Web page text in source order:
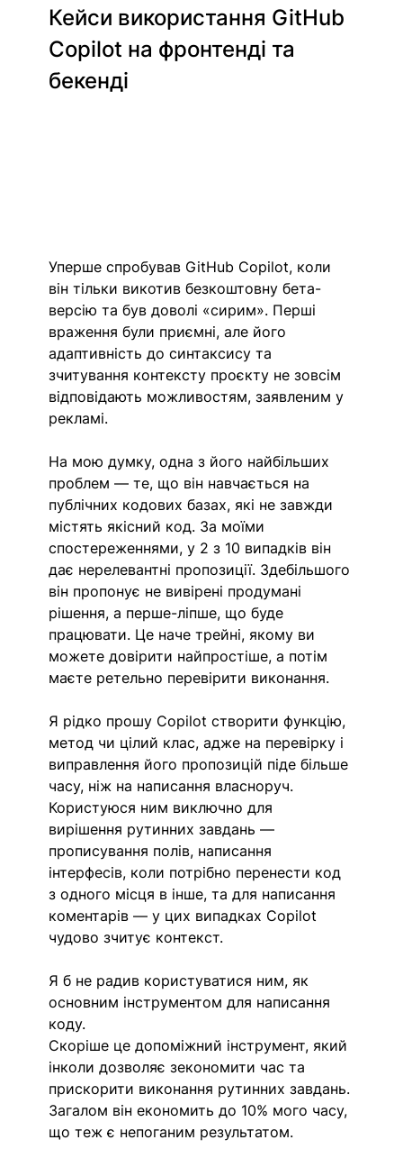
Кейси використання GitHub
Copilot на фронтенді та
бекенді
Уперше спробував GitHub Copilot, коли
він тільки викотив безкоштовну бета-
версію та був доволі «сирим». Перші
враження були приємні, але його
адаптивність до синтаксису та
зчитування контексту проєкту не зовсім
відповідають можливостям, заявленим у
рекламі.
На мою думку, одна з його найбільших
проблем — те, що він навчається на
публічних кодових базах, які не завжди
містять якісний код. За моїми
спостереженнями, у 2 з 10 випадків він
дає нерелевантні пропозиції. Здебільшого
він пропонує не вивірені продумані
рішення, а перше-ліпше, що буде
працювати. Це наче трейні, якому ви
можете довірити найпростіше, а потім
маєте ретельно перевірити виконання.
Я рідко прошу Copilot створити функцію,
метод чи цілий клас, адже на перевірку і
виправлення його пропозицій піде більше
часу, ніж на написання власноруч.
Користуюся ним виключно для
вирішення рутинних завдань —
прописування полів, написання
інтерфесів, коли потрібно перенести код
з одного місця в інше, та для написання
коментарів — у цих випадках Copilot
чудово зчитує контекст.
Я б не радив користуватися ним, як
основним інструментом для написання
коду.
Скоріше це допоміжний інструмент, який
інколи дозволяє зекономити час та
прискорити виконання рутинних завдань.
Загалом він економить до 10% мого часу,
що теж є непоганим результатом.